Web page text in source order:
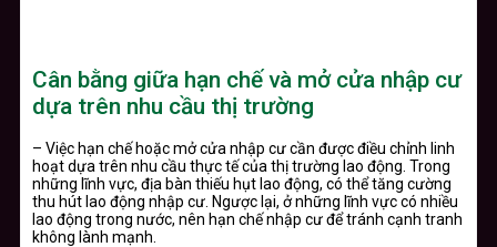
Cân bằng giữa hạn chế và mở cửa nhập cư
dựa trên nhu cầu thị trường
– Việc hạn chế hoặc mở cửa nhập cư cần được điều chỉnh linh
hoạt dựa trên nhu cầu thực tế của thị trường lao động. Trong
những lĩnh vực, địa bàn thiếu hụt lao động, có thể tăng cường
thu hút lao động nhập cư. Ngược lại, ở những lĩnh vực có nhiều
lao động trong nước, nên hạn chế nhập cư để tránh cạnh tranh
không lành mạnh.